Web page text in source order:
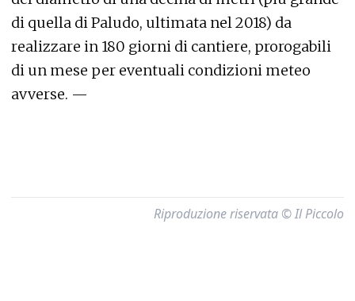
di quella di Paludo, ultimata nel 2018) da
realizzare in 180 giorni di cantiere, prorogabili
di un mese per eventuali condizioni meteo
avverse. —
Riproduzione riservata © Il Piccolo